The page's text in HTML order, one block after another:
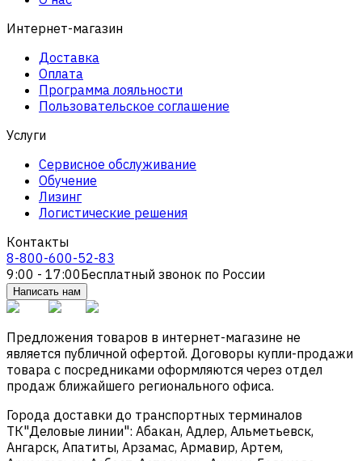
Интернет-магазин
Доставка
Оплата
Программа лояльности
Пользовательское соглашение
Услуги
Сервисное обслуживание
Обучение
Лизинг
Логистические решения
Контакты
8-800-600-52-83
9:00 - 17:00Бесплатный звонок по России
Написать нам
Предложения товаров в интернет-магазине не
является публичной офертой. Договоры купли-продажи
товара с посредниками оформляются через отдел
продаж ближайшего регионального офиса.
Города доставки до транспортных терминалов
ТК"Деловые линии": Абакан, Адлер, Альметьевск,
Ангарск, Апатиты, Арзамас, Армавир, Артем,